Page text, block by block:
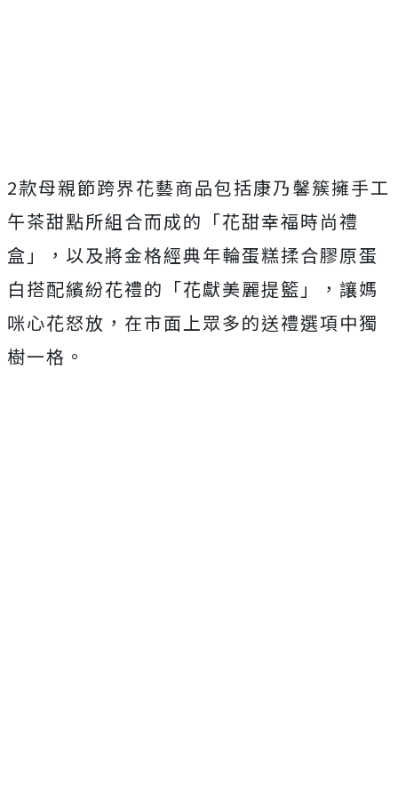
2款母親節跨界花藝商品包括康乃馨簇擁手工
午茶甜點所組合而成的「花甜幸福時尚禮
盒」，以及將金格經典年輪蛋糕揉合膠原蛋
白搭配繽紛花禮的「花獻美麗提籃」，讓媽
咪心花怒放，在市面上眾多的送禮選項中獨
樹一格。